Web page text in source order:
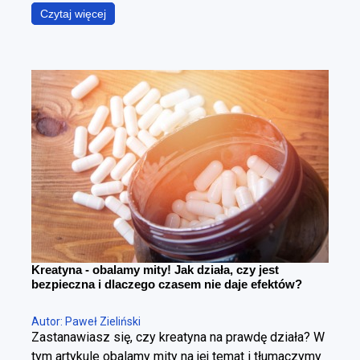
podczas gdy w rzeczywistości chodzi o coś
znacznie bardziej precyzyjnego – zmniejszenie
zachowaniu masy mięśniowej. To fundamentalna
różnica. Można schudnąć i wyglądać gorzej – i
można redukować tkankę tłuszczową, poprawiając
sylwetkę. Cała sztuka polega na tym, żeby zrobić to
w kontrolowany sposób.
Czytaj więcej
Kreatyna - obalamy mity! Jak działa, czy jest
bezpieczna i dlaczego czasem nie daje efektów?
Autor: Paweł Zieliński
Zastanawiasz się, czy kreatyna na prawdę działa? W
tym artykule obalamy mity na jej temat i tłumaczymy